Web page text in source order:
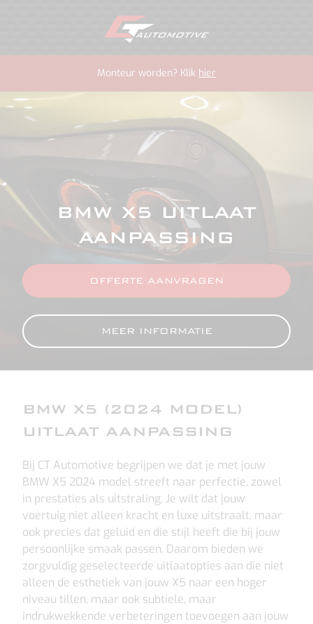
Monteur worden? Klik hier
BMW X5 UITLAAT
AANPASSING
OFFERTE AANVRAGEN
MEER INFORMATIE
BMW X5 (2024 MODEL)
UITLAAT AANPASSING
Bij CT Automotive begrijpen we dat je met jouw
BMW X5 2024 model streeft naar perfectie, zowel
in prestaties als uitstraling. Je wilt dat jouw
voertuig niet alleen kracht en luxe uitstraalt, maar
ook precies dat geluid en die stijl heeft die bij jouw
persoonlijke smaak passen. Daarom bieden we
zorgvuldig geselecteerde uitlaatopties aan die niet
alleen de esthetiek van jouw X5 naar een hoger
niveau tillen, maar ook subtiele, maar
indrukwekkende verbeteringen toevoegen aan jouw